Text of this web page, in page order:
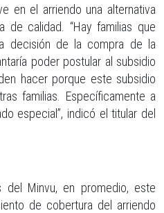
en el arriendo una alternativa
de calidad. “Hay familias que
decisión de la compra de la
poder postular al subsidio
hacer porque este subsidio
familias. Específicamente a
especial”, indicó el titular del
del Minvu, en promedio, este
de cobertura del arriendo